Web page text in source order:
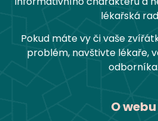
lékařská
Pokud máte vy či vaše
problém, navštivte lékaře,
odborníka.
O webu